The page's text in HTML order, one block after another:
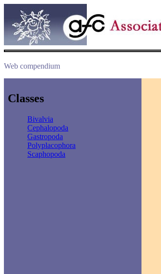
Web compendium
Classes
Bivalvia
Cephalopoda
Gastropoda
Polyplacophora
Scaphopoda